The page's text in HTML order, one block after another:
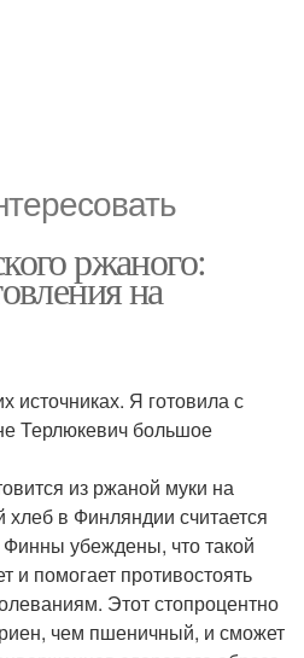
ржаного:
на
источниках. Я готовила с
Терлюкевич большое
из ржаной муки на
в Финляндии считается
убеждены, что такой
и помогает противостоять
Этот стопроцентно
чем пшеничный, и сможет